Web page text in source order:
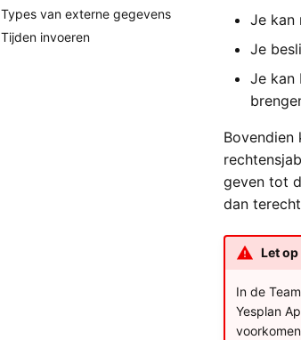
Types van externe gegevens
Tijden invoeren
Je kan
Je
Je kan
Bovendien
geven tot
dan
Let op
In de
Yesplan